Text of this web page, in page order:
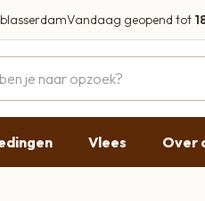
Vandaag geopend tot
WoensdagVlees Over